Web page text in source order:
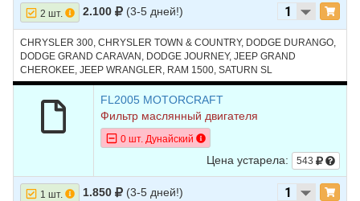
2 шт. 2.100 (3-5 дней!)
CHRYSLER 300, CHRYSLER TOWN & COUNTRY, DODGE DURANGO,
DODGE GRAND CARAVAN, DODGE JOURNEY, JEEP GRAND
CHEROKEE, JEEP WRANGLER, RAM 1500, SATURN SL
FL2005 MOTORCRAFT
Фильтр маслянный двигателя
0 шт. Дунайский
Цена устарела: 543
1 шт. 1.850 (3-5 дней!)